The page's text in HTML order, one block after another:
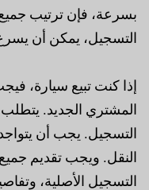
بسرعة، فإن ترتيب
التسجيل، يمكن أن
إذا كنت تبيع سيارة،
المشتري الجديد. يتطلب
التسجيل. يجب أن
النقل. ويجب تقديم جميع
التسجيل الأصلية،